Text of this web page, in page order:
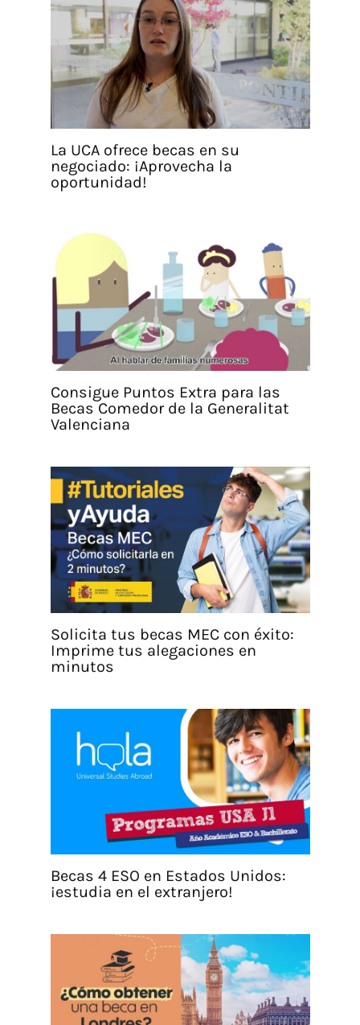
La UCA ofrece becas en su
negociado: ¡Aprovecha la
oportunidad!
Consigue Puntos Extra para las
Becas Comedor de la Generalitat
Valenciana
Solicita tus becas MEC con éxito:
Imprime tus alegaciones en
minutos
Becas 4 ESO en Estados Unidos:
¡estudia en el extranjero!